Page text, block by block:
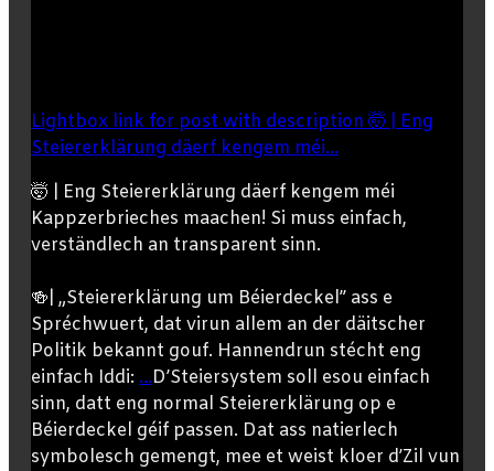
Lightbox link for post with description 🤯 | Eng
Steiererklärung däerf kengem méi...
🤯 | Eng Steiererklärung däerf kengem méi
Kappzerbrieches maachen! Si muss einfach,
verständlech an transparent sinn.
🍻| „Steiererklärung um Béierdeckel” ass e
Spréchwuert, dat virun allem an der däitscher
Politik bekannt gouf. Hannendrun stécht eng
einfach Iddi: ...D’Steiersystem soll esou einfach
sinn, datt eng normal Steiererklärung op e
Béierdeckel géif passen. Dat ass natierlech
symbolesch gemengt, mee et weist kloer d’Zil vun